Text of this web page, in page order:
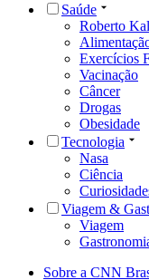
Saúde
Roberto
Exercícios
Vacinação
Câncer
Drogas
Obesidade
Tecnologia
Nasa
Ciência
Viagem &
Viagem
Sobre a CNN